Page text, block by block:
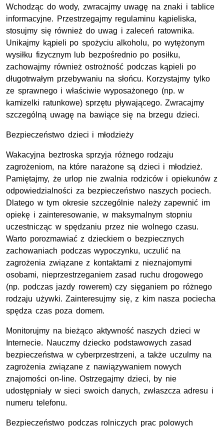
Wchodząc do wody, zwracajmy uwagę na znaki i tablice
informacyjne. Przestrzegajmy regulaminu kąpieliska,
stosujmy się również do uwag i zaleceń ratownika.
Unikajmy kąpieli po spożyciu alkoholu, po wytężonym
wysiłku fizycznym lub bezpośrednio po posiłku,
zachowajmy również ostrożność podczas kąpieli po
długotrwałym przebywaniu na słońcu. Korzystajmy tylko
ze sprawnego i właściwie wyposażonego (np. w
kamizelki ratunkowe) sprzętu pływającego. Zwracajmy
szczególną uwagę na bawiące się na brzegu dzieci.
Bezpieczeństwo dzieci i młodzieży
Wakacyjna beztroska sprzyja różnego rodzaju
zagrożeniom, na które narażone są dzieci i młodzież.
Pamiętajmy, że urlop nie zwalnia rodziców i opiekunów z
odpowiedzialności za bezpieczeństwo naszych pociech.
Dlatego w tym okresie szczególnie należy zapewnić im
opiekę i zainteresowanie, w maksymalnym stopniu
uczestnicząc w spędzaniu przez nie wolnego czasu.
Warto porozmawiać z dzieckiem o bezpiecznych
zachowaniach podczas wypoczynku, uczulić na
zagrożenia związane z kontaktami z nieznajomymi
osobami, nieprzestrzeganiem zasad ruchu drogowego
(np. podczas jazdy rowerem) czy sięganiem po różnego
rodzaju używki. Zainteresujmy się, z kim nasza pociecha
spędza czas poza domem.
Monitorujmy na bieżąco aktywność naszych dzieci w
Internecie. Nauczmy dziecko podstawowych zasad
bezpieczeństwa w cyberprzestrzeni, a także uczulmy na
zagrożenia związane z nawiązywaniem nowych
znajomości on-line. Ostrzegajmy dzieci, by nie
udostępniały w sieci swoich danych, zwłaszcza adresu i
numeru telefonu.
Bezpieczeństwo podczas rolniczych prac polowych